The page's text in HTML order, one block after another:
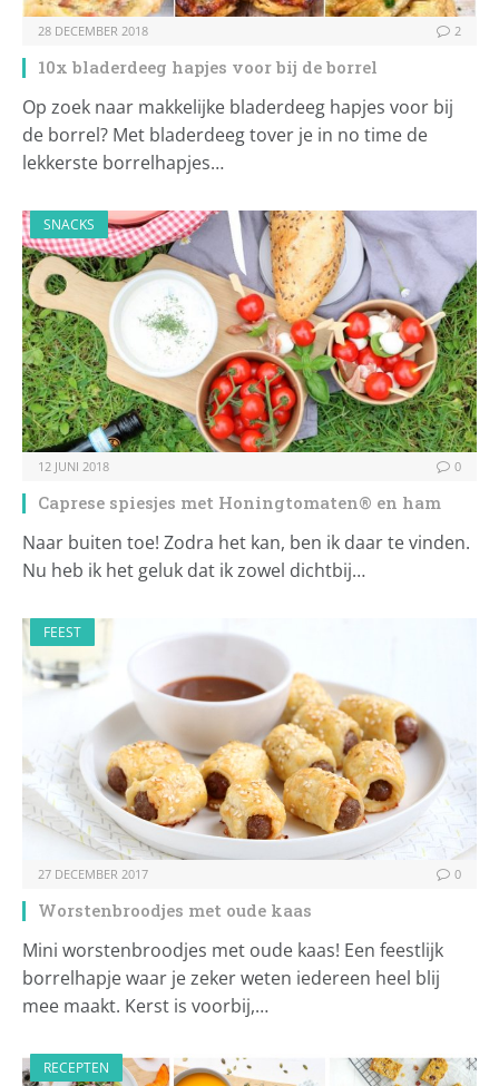
28 DECEMBER 2018 2
10x bladerdeeg hapjes voor bij de borrel
Op zoek naar makkelijke bladerdeeg hapjes voor bij
de borrel? Met bladerdeeg tover je in no time de
lekkerste borrelhapjes…
SNACKS
12 JUNI 2018 0
Caprese spiesjes met Honingtomaten® en ham
Naar buiten toe! Zodra het kan, ben ik daar te vinden.
Nu heb ik het geluk dat ik zowel dichtbij…
FEEST
27 DECEMBER 2017 0
Worstenbroodjes met oude kaas
Mini worstenbroodjes met oude kaas! Een feestlijk
borrelhapje waar je zeker weten iedereen heel blij
mee maakt. Kerst is voorbij,…
RECEPTEN